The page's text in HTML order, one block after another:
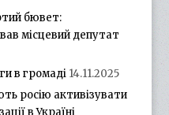
бювет:
місцевий депутат
в громаді 14.11.2025
росію активізувати
в Україні